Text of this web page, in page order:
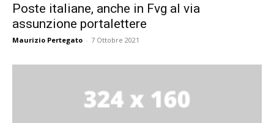
Poste italiane, anche in Fvg al via
assunzione portalettere
Maurizio Pertegato - 7 Ottobre 2021